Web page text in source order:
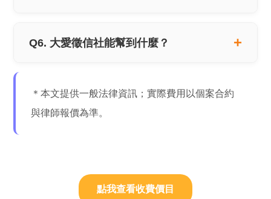
Q6. 大愛徵信社能幫到什麼？
＊本文提供一般法律資訊；實際費用以個案合約
與律師報價為準。
點我查看收費價目